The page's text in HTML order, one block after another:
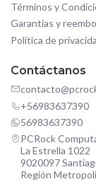
Términos y
Garantías y
Política de
Contáctanos
+56983637390
56983637390
PCRock
La Estrella 1022
9020097
Región